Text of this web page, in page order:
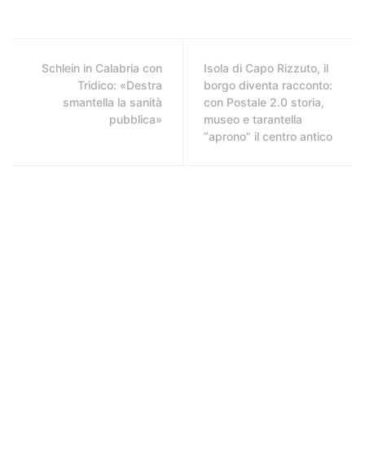
Schlein in Calabria con
Tridico: «Destra
smantella la sanità
pubblica»
Isola di Capo Rizzuto, il
borgo diventa racconto:
con Postale 2.0 storia,
museo e tarantella
“aprono” il centro antico